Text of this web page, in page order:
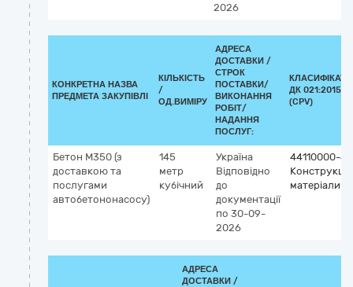
2026
КОНКРЕТНА НАЗВА
ПРЕДМЕТА ЗАКУПІВЛІ
КІЛЬКІСТЬ
/
ОД.ВИМІРУ
АДРЕСА
ДОСТАВКИ /
СТРОК
ПОСТАВКИ/
ВИКОНАННЯ
РОБІТ/
НАДАННЯ
ПОСЛУГ:
ДК 021:2015
(CPV)
Бетон М350 (з
доставкою та
послугами
автобетононасосу)
145
метр
кубічний
Україна
Відповідно
до
документації
по 30-09-
2026
44110000-4
матеріали
АДРЕСА
ДОСТАВКИ /